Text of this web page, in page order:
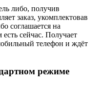
либо, получив
заказ, укомплектовав
соглашается на
сейчас. Получает
телефон и ждёт
режиме